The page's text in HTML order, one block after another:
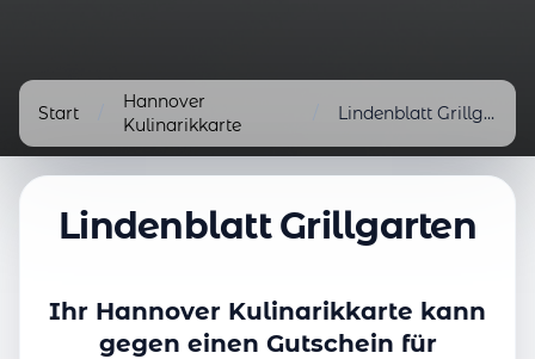
Start
Hannover
Kulinarikkarte
Lindenblatt Grillgarten
Lindenblatt Grillgarten
Ihr Hannover Kulinarikkarte kann
gegen einen Gutschein für